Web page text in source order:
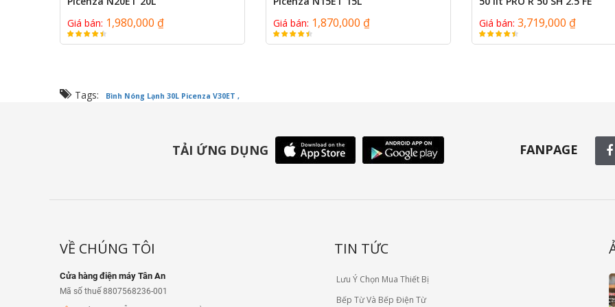
Giá bán: 1,980,000 ₫
Giá bán: 1,870,000 ₫
Giá bán: 3,719,000 ₫
Tags: Bình Nóng Lạnh 30L Picenza V30ET ,
TẢI ỨNG DỤNG FANPAGE
VỀ CHÚNG TÔI
Cửa hàng điện máy Tân An
Mã số thuế 8807568236-001
TIN TỨC
Lưu Ý Chọn Mua Thiết Bị
Bếp Từ Và Bếp Điện Từ